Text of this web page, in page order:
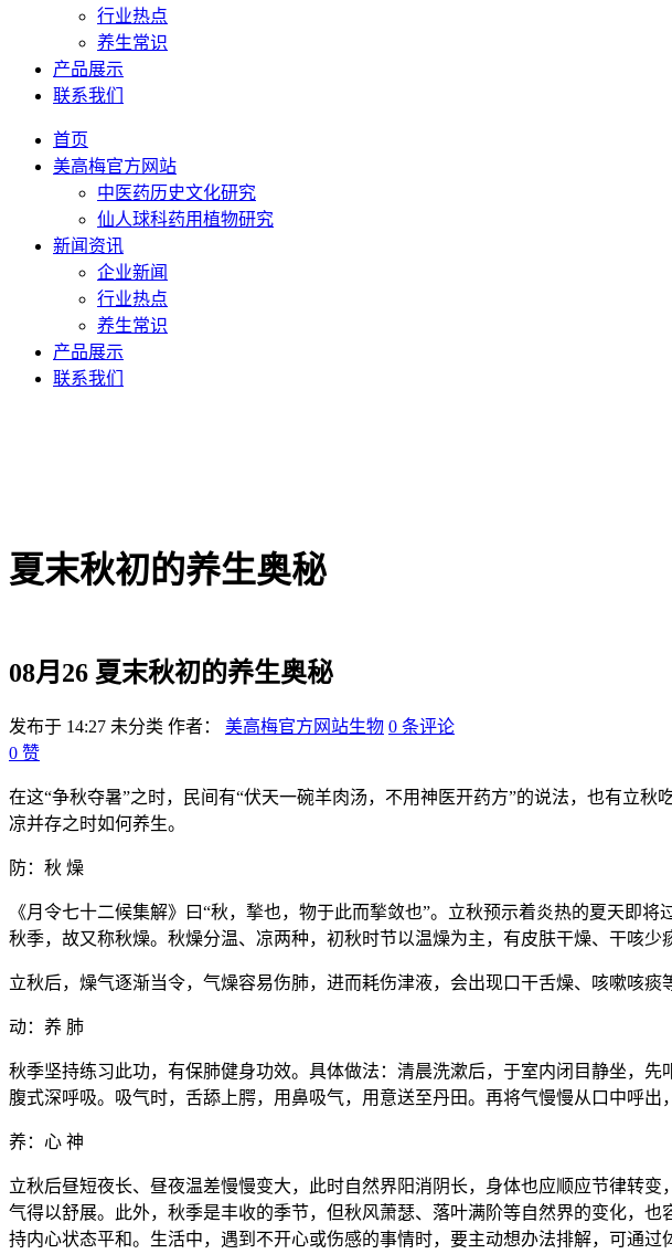
行业热点
养生常识
产品展示
联系我们
首页
美高梅官方网站
中医药历史文化研究
仙人球科药用植物研究
新闻资讯
企业新闻
行业热点
养生常识
产品展示
联系我们
夏末秋初的养生奥秘
08月26 夏末秋初的养生奥秘
发布于 14:27 未分类 作者： 美高梅官方网站生物 0 条评论
0 赞
在这“争秋夺暑”之时，民间有“伏天一碗羊肉汤，不用神医开药方”的说法，也有立秋
凉并存之时如何养生。
防：秋 燥
《月令七十二候集解》曰“秋，揫也，物于此而揫敛也”。立秋预示着炎热的夏天即
秋季，故又称秋燥。秋燥分温、凉两种，初秋时节以温燥为主，有皮肤干燥、干咳少
立秋后，燥气逐渐当令，气燥容易伤肺，进而耗伤津液，会出现口干舌燥、咳嗽咳
动：养 肺
秋季坚持练习此功，有保肺健身功效。具体做法：清晨洗漱后，于室内闭目静坐，
腹式深呼吸。吸气时，舌舔上腭，用鼻吸气，用意送至丹田。再将气慢慢从口中呼出
养：心 神
立秋后昼短夜长、昼夜温差慢慢变大，此时自然界阳消阴长，身体也应顺应节律转
气得以舒展。此外，秋季是丰收的季节，但秋风萧瑟、落叶满阶等自然界的变化，
持内心状态平和。生活中，遇到不开心或伤感的事情时，要主动想办法排解，可通过